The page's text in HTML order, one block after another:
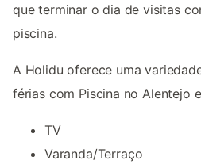
que terminar o dia de visitas
piscina.
A Holidu oferece uma
férias com Piscina no Alentejo
TV
Varanda/Terraço